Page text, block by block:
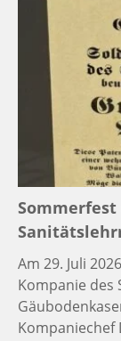
Sommerfest
Am 29. Juli
Kompanie
Kompaniechef